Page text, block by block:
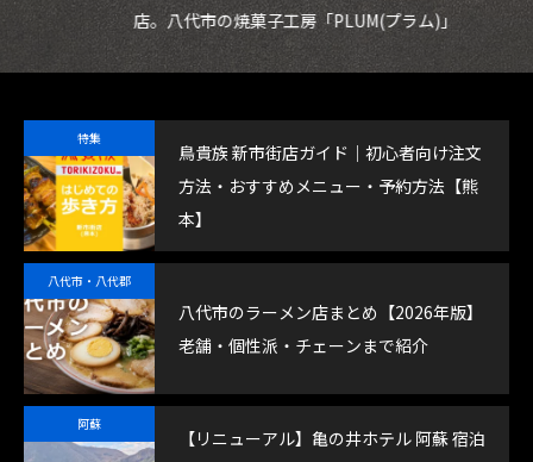
店。八代市の焼菓子工房「PLUM(プラム)」
魚
特集
鳥貴族 新市街店ガイド｜初心者向け注文
方法・おすすめメニュー・予約方法【熊
本】
八代市・八代郡
八代市のラーメン店まとめ【2026年版】
老舗・個性派・チェーンまで紹介
阿蘇
【リニューアル】亀の井ホテル 阿蘇 宿泊